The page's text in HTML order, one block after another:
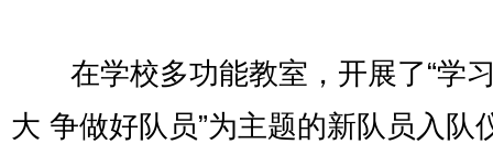
在学校多功能教室，开展了“学
大 争做好队员”为主题的新队员入队